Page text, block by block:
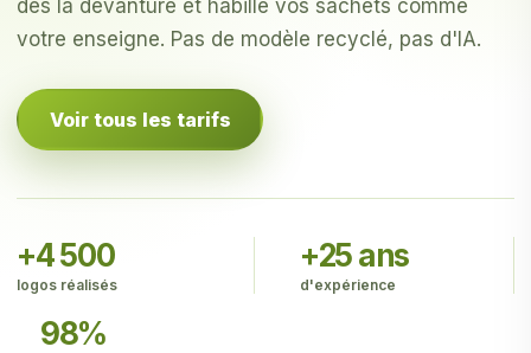
dès la devanture et habille vos sachets comme
votre enseigne. Pas de modèle recyclé, pas d'IA.
Voir tous les tarifs
+4 500
logos réalisés
+25 ans
d'expérience
98%